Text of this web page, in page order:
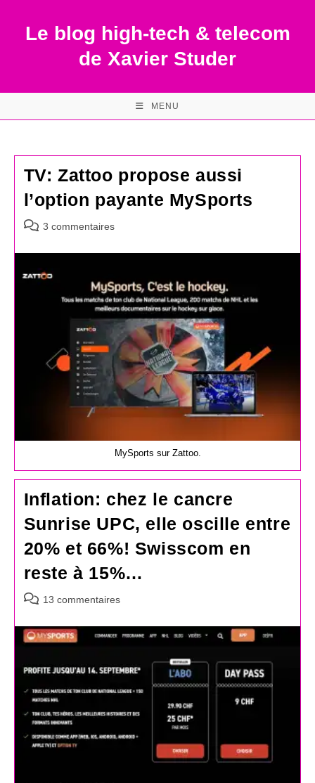
contentLe blog high-tech & telecom
de Xavier Studer
MENU
TV: Zattoo propose aussi
l’option payante MySports
Commentaires
la
publication :
3 commentaires
MySports sur Zattoo.
Inflation: chez le cancre
Sunrise UPC, elle oscille entre
20% et 66%! Swisscom en
reste à 15%…
Commentaires
la
publication :
13 commentaires